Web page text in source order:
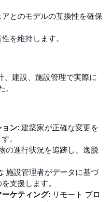
とのモデルの互換性を確保
を維持します。
、建設、施設管理で実際に
。
ョン: 建築家が正確な変更を
。
の進行状況を追跡し、逸脱
: 施設管理者がデータに基づ
支援します。
ケティング: リモート プロ